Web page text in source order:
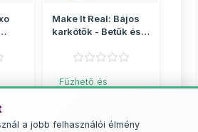
a jobb felhasználói élmény
Make It Real: Bájos
karkötők - Betűk és
Fűzhető és
2 649 Ft